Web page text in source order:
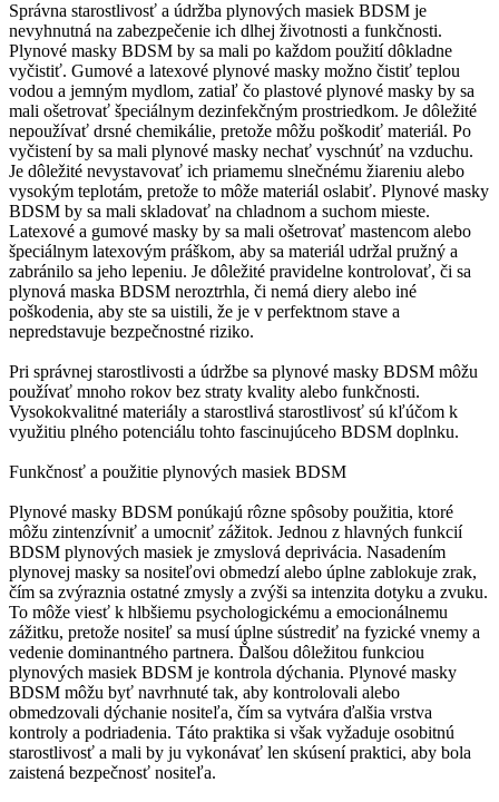
Správna starostlivosť a údržba plynových masiek BDSM je
nevyhnutná na zabezpečenie ich dlhej životnosti a funkčnosti.
Plynové masky BDSM by sa mali po každom použití dôkladne
vyčistiť. Gumové a latexové plynové masky možno čistiť teplou
vodou a jemným mydlom, zatiaľ čo plastové plynové masky by sa
mali ošetrovať špeciálnym dezinfekčným prostriedkom. Je dôležité
nepoužívať drsné chemikálie, pretože môžu poškodiť materiál. Po
vyčistení by sa mali plynové masky nechať vyschnúť na vzduchu.
Je dôležité nevystavovať ich priamemu slnečnému žiareniu alebo
vysokým teplotám, pretože to môže materiál oslabiť. Plynové masky
BDSM by sa mali skladovať na chladnom a suchom mieste.
Latexové a gumové masky by sa mali ošetrovať mastencom alebo
špeciálnym latexovým práškom, aby sa materiál udržal pružný a
zabránilo sa jeho lepeniu. Je dôležité pravidelne kontrolovať, či sa
plynová maska BDSM neroztrhla, či nemá diery alebo iné
poškodenia, aby ste sa uistili, že je v perfektnom stave a
nepredstavuje bezpečnostné riziko.
Pri správnej starostlivosti a údržbe sa plynové masky BDSM môžu
používať mnoho rokov bez straty kvality alebo funkčnosti.
Vysokokvalitné materiály a starostlivá starostlivosť sú kľúčom k
využitiu plného potenciálu tohto fascinujúceho BDSM doplnku.
Funkčnosť a použitie plynových masiek BDSM
Plynové masky BDSM ponúkajú rôzne spôsoby použitia, ktoré
môžu zintenzívniť a umocniť zážitok. Jednou z hlavných funkcií
BDSM plynových masiek je zmyslová deprivácia. Nasadením
plynovej masky sa nositeľovi obmedzí alebo úplne zablokuje zrak,
čím sa zvýraznia ostatné zmysly a zvýši sa intenzita dotyku a zvuku.
To môže viesť k hlbšiemu psychologickému a emocionálnemu
zážitku, pretože nositeľ sa musí úplne sústrediť na fyzické vnemy a
vedenie dominantného partnera. Ďalšou dôležitou funkciou
plynových masiek BDSM je kontrola dýchania. Plynové masky
BDSM môžu byť navrhnuté tak, aby kontrolovali alebo
obmedzovali dýchanie nositeľa, čím sa vytvára ďalšia vrstva
kontroly a podriadenia. Táto praktika si však vyžaduje osobitnú
starostlivosť a mali by ju vykonávať len skúsení praktici, aby bola
zaistená bezpečnosť nositeľa.